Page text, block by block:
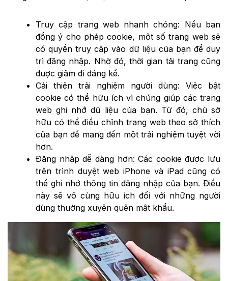
Truy cập trang web nhanh chóng: Nếu bạn
đồng ý cho phép cookie, một số trang web sẽ
có quyền truy cập vào dữ liệu của bạn để duy
trì đăng nhập. Nhờ đó, thời gian tải trang cũng
được giảm đi đáng kể.
Cải thiện trải nghiệm người dùng: Việc bật
cookie có thể hữu ích vì chúng giúp các trang
web ghi nhớ dữ liệu của bạn. Từ đó, chủ sở
hữu có thể điều chỉnh trang web theo sở thích
của bạn để mang đến một trải nghiệm tuyệt vời
hơn.
Đăng nhập dễ dàng hơn: Các cookie được lưu
trên trình duyệt web iPhone và iPad cũng có
thể ghi nhớ thông tin đăng nhập của bạn. Điều
này sẽ vô cùng hữu ích đối với những người
dùng thường xuyên quên mật khẩu.